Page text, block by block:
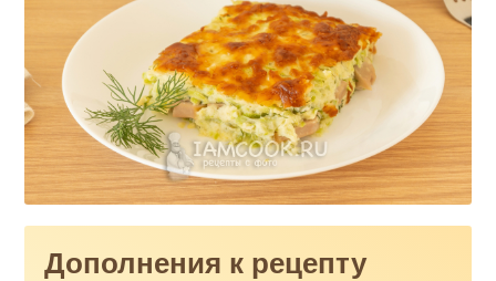
Дополнения к рецепту